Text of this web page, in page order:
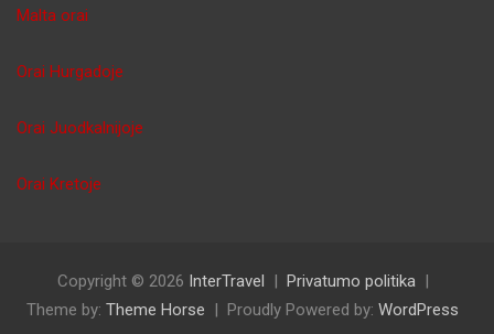
Malta orai
Orai Hurgadoje
Orai Juodkalnijoje
Orai Kretoje
Copyright © 2026 InterTravel
Privatumo politika
Theme by: Theme Horse Proudly Powered by: WordPress